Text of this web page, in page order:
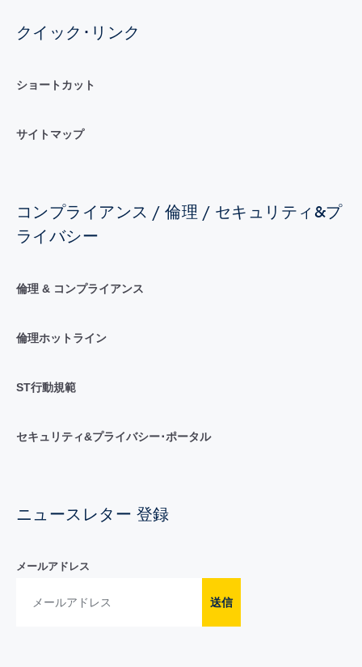
クイック･リンク
ショートカット
サイトマップ
コンプライアンス / 倫理 / セキュリティ&プ
ライバシー
倫理 & コンプライアンス
倫理ホットライン
ST行動規範
セキュリティ&プライバシー･ポータル
ニュースレター 登録
メールアドレス
送信